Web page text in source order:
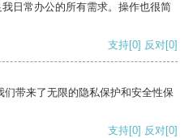
日常办公的所有需求。操作也很简
支持[0] 反对[0]
带来了无限的隐私保护和安全性保
支持[0] 反对[0]